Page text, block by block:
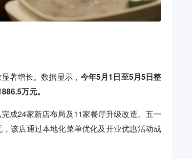
著增长。数据显示， 今年5月1日至5月5日整
万元。
成24家新店布局及11家餐厅升级改造。五一
该店通过本地化菜单优化及开业优惠活动成